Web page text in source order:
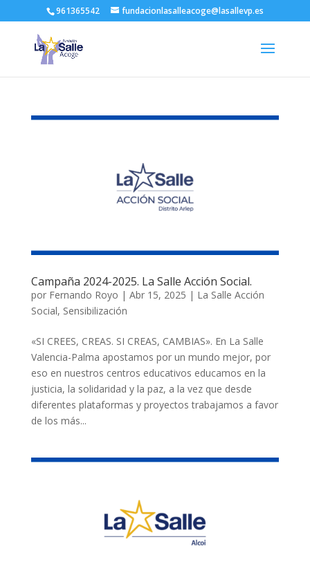
961365542 fundacionlasalleacoge@lasallevp.es
Campaña 2024-2025. La Salle Acción Social.
por Fernando Royo | Abr 15, 2025 | La Salle Acción
Social, Sensibilización
«SI CREES, CREAS. SI CREAS, CAMBIAS». En La Salle
Valencia-Palma apostamos por un mundo mejor, por
eso en nuestros centros educativos educamos en la
justicia, la solidaridad y la paz, a la vez que desde
diferentes plataformas y proyectos trabajamos a favor
de los más...